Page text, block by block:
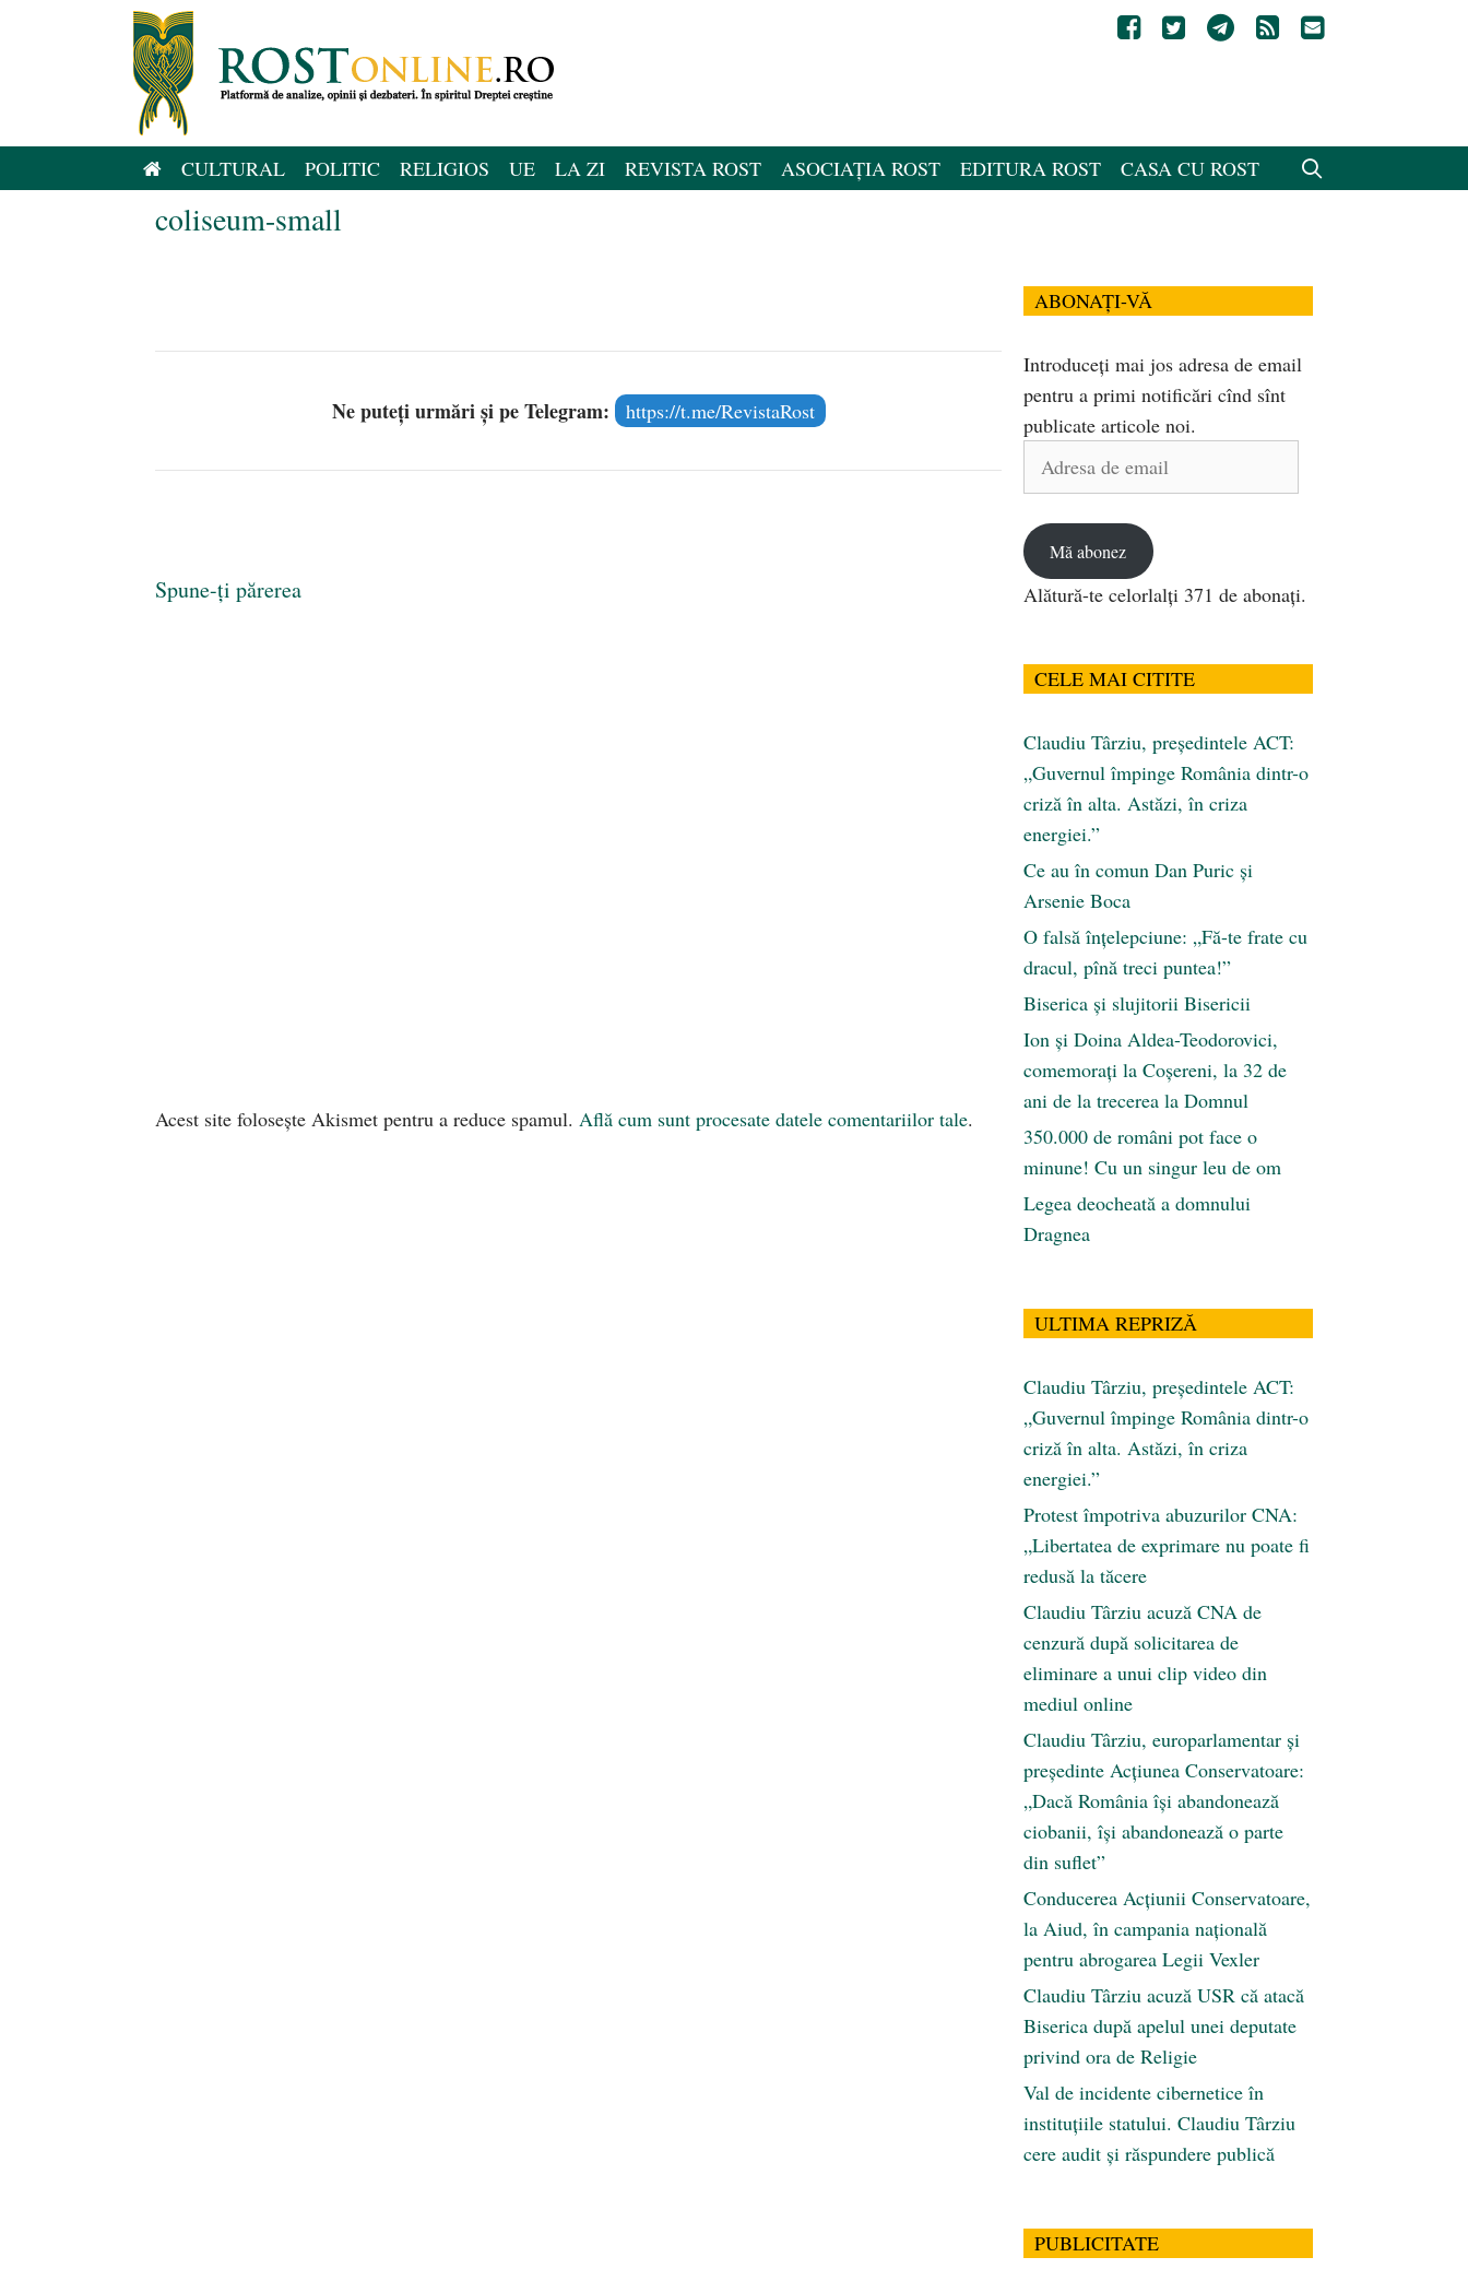
CULTURAL POLITIC RELIGIOS UE LA ZI REVISTA ROST ASOCIAȚIA ROST EDITURA ROST CASA CU ROST
coliseum-small
Ne puteți urmări și pe Telegram: https://t.me/RevistaRost
Spune-ți părerea
Acest site folosește Akismet pentru a reduce spamul. Află cum sunt procesate datele comentariilor tale.
ABONAȚI-VĂ
Introduceți mai jos adresa de email
pentru a primi notificări cînd sînt
publicate articole noi.
Adresa
Mă abonez
Alătură-te celorlalți 371 de abonați.
CELE MAI CITITE
Claudiu Târziu, președintele ACT:
„Guvernul împinge România dintr-o
criză în alta. Astăzi, în criza
energiei.”
Ce au în comun Dan Puric şi
Arsenie Boca
O falsă înțelepciune: „Fă-te frate cu
dracul, pînă treci puntea!”
Biserica și slujitorii Bisericii
Ion și Doina Aldea-Teodorovici,
comemorați la Coșereni, la 32 de
ani de la trecerea la Domnul
350.000 de români pot face o
minune! Cu un singur leu de om
Legea deocheată a domnului
Dragnea
ULTIMA REPRIZĂ
Claudiu Târziu, președintele ACT:
„Guvernul împinge România dintr-o
criză în alta. Astăzi, în criza
energiei.”
Protest împotriva abuzurilor CNA:
„Libertatea de exprimare nu poate fi
redusă la tăcere
Claudiu Târziu acuză CNA de
cenzură după solicitarea de
eliminare a unui clip video din
mediul online
Claudiu Târziu, europarlamentar și
președinte Acțiunea Conservatoare:
„Dacă România își abandonează
ciobanii, își abandonează o parte
din suflet”
Conducerea Acțiunii Conservatoare,
la Aiud, în campania națională
pentru abrogarea Legii Vexler
Claudiu Târziu acuză USR că atacă
Biserica după apelul unei deputate
privind ora de Religie
Val de incidente cibernetice în
instituțiile statului. Claudiu Târziu
cere audit și răspundere publică
PUBLICITATE